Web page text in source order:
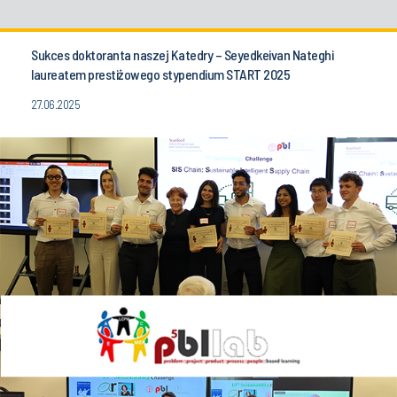
Sukces doktoranta naszej Katedry – Seyedkeivan Nateghi
laureatem prestiżowego stypendium START 2025
27.06.2025